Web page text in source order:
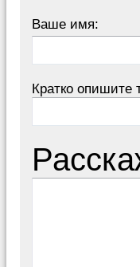
Ваше имя:
Кратко опишите